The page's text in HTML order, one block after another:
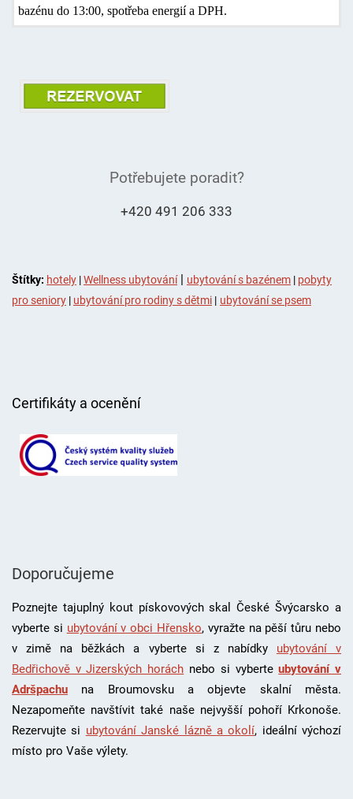
bazénu do 13:00, spotřeba energií a DPH.
Potřebujete poradit?
+420 491 206 333
Štítky: hotely |Wellness ubytování| ubytování s bazénem| pobyty
pro seniory| ubytování pro rodiny s dětmi| ubytování se psem
Certifikáty a ocenění
Doporučujeme
Poznejte tajuplný kout pískovových skal České Švýcarsko a
vyberte si ubytování v obci Hřensko, vyražte na pěší tůru nebo
v zimě na běžkách a vyberte si z nabídky ubytování v
Bedřichově v Jizerských horách nebo si vyberteubytování v
Adršpachu
na Broumovsku a objevte skalní města.
Nezapomeňte navštívit také naše nejvyšší pohoří Krkonoše.
Rezervujte si ubytování Janské lázně a okolí, ideální výchozí
místo pro Vaše výlety.